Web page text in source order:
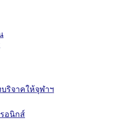
ริจาคให้จุฬาฯ
อนิกส์